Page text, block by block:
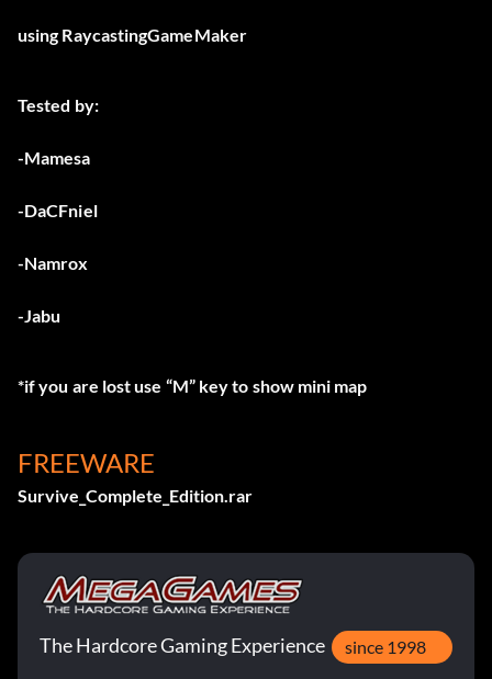
using RaycastingGameMaker
Tested by:
-Mamesa
-DaCFniel
-Namrox
-Jabu
*if you are lost use “M” key to show mini map
FREEWARE
Survive_Complete_Edition.rar
The Hardcore Gaming Experience since 1998